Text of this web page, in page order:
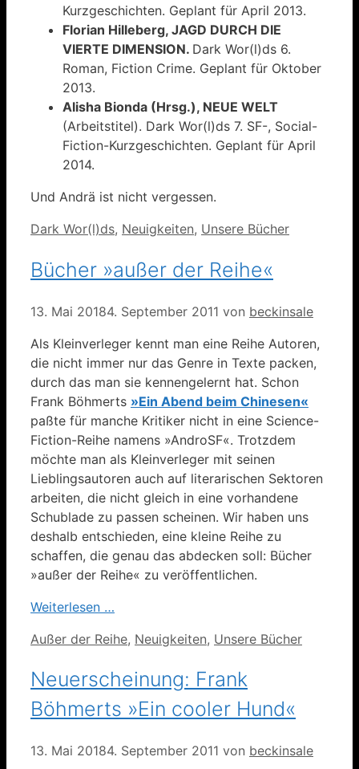
Kurzgeschichten. Geplant für April 2013.
Florian Hilleberg, JAGD DURCH DIE
VIERTE DIMENSION. Dark Wor(l)ds 6.
Roman, Fiction Crime. Geplant für Oktober
2013.
Alisha Bionda (Hrsg.), NEUE WELT
(Arbeitstitel). Dark Wor(l)ds 7. SF-, Social-
Fiction-Kurzgeschichten. Geplant für April
2014.
Und Andrä ist nicht vergessen.
Kategorien
Dark Wor(l)ds, Neuigkeiten, Unsere Bücher
Bücher »außer der Reihe«
13. Mai 20184. September 2011 von beckinsale
Als Kleinverleger kennt man eine Reihe Autoren,
die nicht immer nur das Genre in Texte packen,
durch das man sie kennengelernt hat. Schon
Frank Böhmerts »Ein Abend beim Chinesen«
paßte für manche Kritiker nicht in eine Science-
Fiction-Reihe namens »AndroSF«. Trotzdem
möchte man als Kleinverleger mit seinen
Lieblingsautoren auch auf literarischen Sektoren
arbeiten, die nicht gleich in eine vorhandene
Schublade zu passen scheinen. Wir haben uns
deshalb entschieden, eine kleine Reihe zu
schaffen, die genau das abdecken soll: Bücher
»außer der Reihe« zu veröffentlichen.
Weiterlesen …
Kategorien
Außer der Reihe, Neuigkeiten, Unsere Bücher
Neuerscheinung: Frank
Böhmerts »Ein cooler Hund«
13. Mai 20184. September 2011 von beckinsale